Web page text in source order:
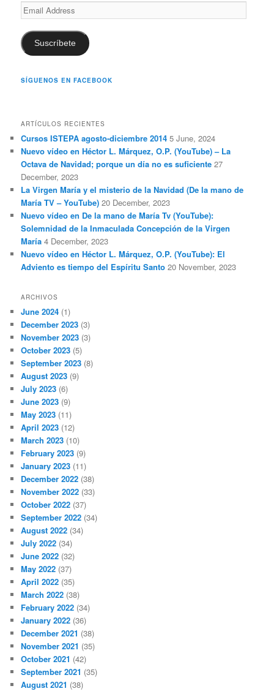
Email
Address
Suscríbete
SÍGUENOS EN FACEBOOK
ARTÍCULOS RECIENTES
Cursos ISTEPA agosto-diciembre 2014 5 June, 2024
Nuevo vídeo en Héctor L. Márquez, O.P. (YouTube) – La
Octava de Navidad; porque un día no es suficiente 27
December, 2023
La Virgen María y el misterio de la Navidad (De la mano de
María TV – YouTube) 20 December, 2023
Nuevo vídeo en De la mano de María Tv (YouTube):
Solemnidad de la Inmaculada Concepción de la Virgen
María 4 December, 2023
Nuevo vídeo en Héctor L. Márquez, O.P. (YouTube): El
Adviento es tiempo del Espíritu Santo 20 November, 2023
ARCHIVOS
June 2024 (1)
December 2023 (3)
November 2023 (3)
October 2023 (5)
September 2023 (8)
August 2023 (9)
July 2023 (6)
June 2023 (9)
May 2023 (11)
April 2023 (12)
March 2023 (10)
February 2023 (9)
January 2023 (11)
December 2022 (38)
November 2022 (33)
October 2022 (37)
September 2022 (34)
August 2022 (34)
July 2022 (34)
June 2022 (32)
May 2022 (37)
April 2022 (35)
March 2022 (38)
February 2022 (34)
January 2022 (36)
December 2021 (38)
November 2021 (35)
October 2021 (42)
September 2021 (35)
August 2021 (38)